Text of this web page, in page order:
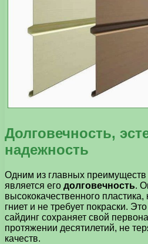
Долговечность,
надежность
Одним из главных преимуществ
является его долговечность.
высококачественного
гниет и не требует покраски.
сайдинг сохраняет свой
протяжении десятилетий, не
качеств.